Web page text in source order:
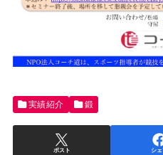
実績紹介 鍛
ポスト シェ